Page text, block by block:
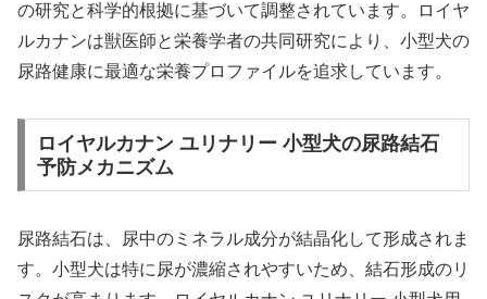
の研究と科学的根拠に基づいて調整されています。ロイヤ
ルカナンは獣医師と栄養学者の共同研究により、小型犬の
尿路健康に最適な栄養プロファイルを追求しています。
ロイヤルカナン ユリナリー 小型犬の尿路結石
予防メカニズム
尿路結石は、尿中のミネラル成分が結晶化して形成されま
す。小型犬は特に尿が濃縮されやすいため、結石形成のリ